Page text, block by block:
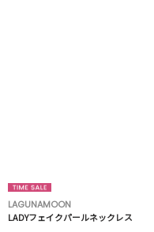
LAGUNAMOON
LADYフェイクパールネックレス